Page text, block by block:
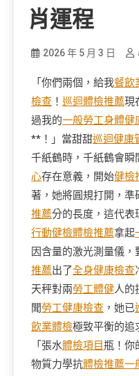
肖運程
2026 年 5 月 3 日
「你們兩個，給我餐飲
檢查 ！ 巡迴體檢推薦現
過我的一般勞工身體健
**！」當甜甜巡迴健康
千紙鶴時，千紙鶴會瞬
心存在意義，開始健檢
著，她將圓規打開，準
推薦分的長度，這代表
行動健檢體檢推薦拿起
因含量的激光測量儀
推薦出了全身健康檢查
天秤對兩勞工體健人的
聞勞工健康檢查 ，她已
飲業體檢極致平衡的追
「張水體檢項目瓶！你
物質力學抗體檢推薦一